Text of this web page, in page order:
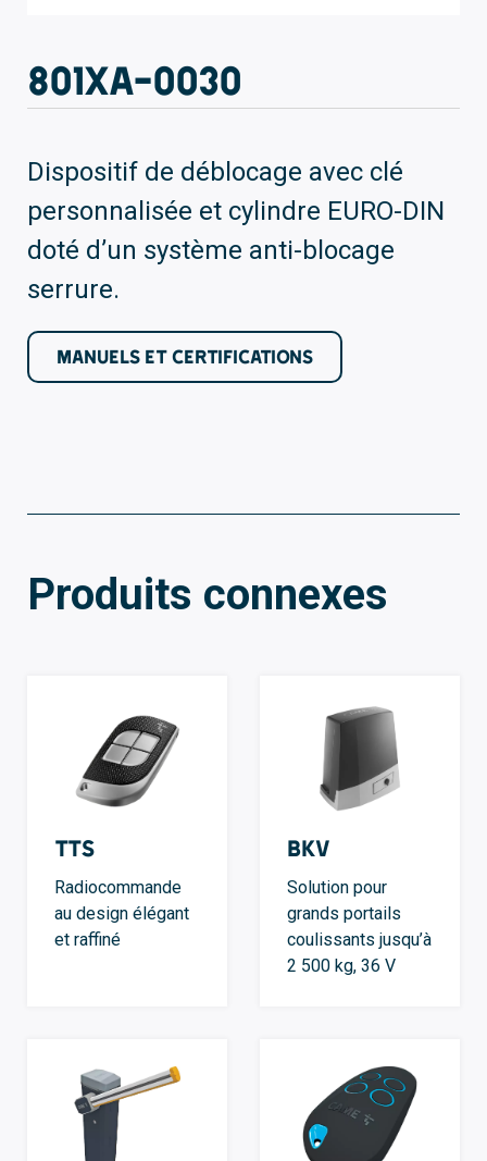
801XA-0030
Dispositif de déblocage avec clé
personnalisée et cylindre EURO-DIN
doté d’un système anti-blocage
serrure.
MANUELS ET CERTIFICATIONS
Produits connexes
TTS
Radiocommande
au design élégant
et raffiné
BKV
Solution pour
grands portails
coulissants jusqu’à
2 500 kg, 36 V